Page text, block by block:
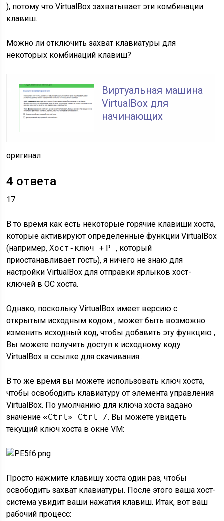
), потому что VirtualBox захватывает эти комбинации
клавиш.
Можно ли отключить захват клавиатуры для
некоторых комбинаций клавиш?
Виртуальная машина
VirtualBox для
начинающих
оригинал
4 ответа
17
В то время как есть некоторые горячие клавиши хоста,
которые активируют определенные функции VirtualBox
(например,Хост-ключ+ P, который
приостанавливает гость), я ничего не знаю для
настройки VirtualBox для отправки ярлыков хост-
ключей в ОС хоста.
Однако, поскольку VirtualBox имеет версию с
открытым исходным кодом , может быть возможно
изменить исходный код, чтобы добавить эту функцию ,
Вы можете получить доступ к исходному коду
VirtualBox в ссылке для скачивания .
В то же время вы можете использовать ключ хоста,
чтобы освободить клавиатуру от элемента управления
VirtualBox. По умолчанию для ключа хоста задано
значение «Ctrl» Ctrl /. Вы можете увидеть
текущий ключ хоста в окне VM:
Просто нажмите клавишу хоста один раз, чтобы
освободить захват клавиатуры. После этого ваша хост-
система увидит ваши нажатия клавиш. Итак, вот ваш
рабочий процесс: